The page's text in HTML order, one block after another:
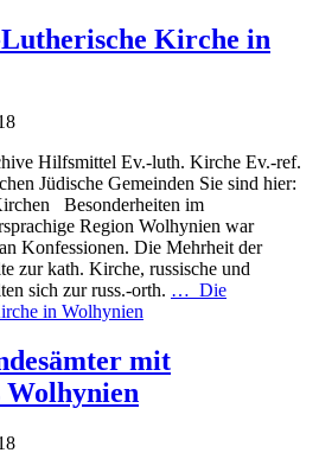
Kirche in
Hilfsmittel Ev.-luth. Kirche Ev.-ref.
Jüdische Gemeinden Sie sind hier:
Besonderheiten im
Region Wolhynien war
Konfessionen. Die Mehrheit der
zur kath. Kirche, russische und
sich zur russ.-orth. … Die
in Wolhynien
mit
Wolhynien